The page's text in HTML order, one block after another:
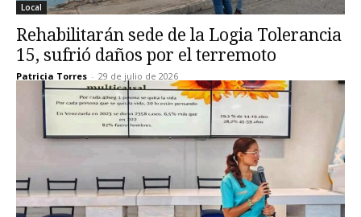
Local
Rehabilitarán sede de la Logia Tolerancia
15, sufrió daños por el terremoto
Patricia Torres - 29 de julio de 2026